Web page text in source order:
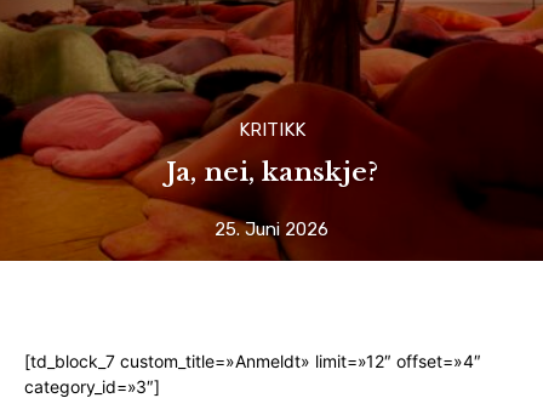
KRITIKK
Ja, nei, kanskje?
25. Juni 2026
[td_block_7 custom_title=»Anmeldt» limit=»12″ offset=»4″
category_id=»3″]